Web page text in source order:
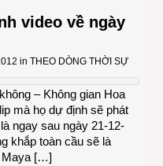
video về ngày
in THEO DÒNG THỜI SỰ
– Không gian Hoa
mà họ dự định sẽ phát
ngay sau ngày 21-12-
khắp toàn cầu sẽ là
Maya […]